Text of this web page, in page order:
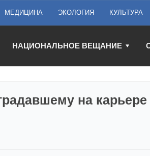
МЕДИЦИНА ЭКОЛОГИЯ КУЛЬТУРА
НАЦИОНАЛЬНОЕ ВЕЩАНИЕ
на карьере